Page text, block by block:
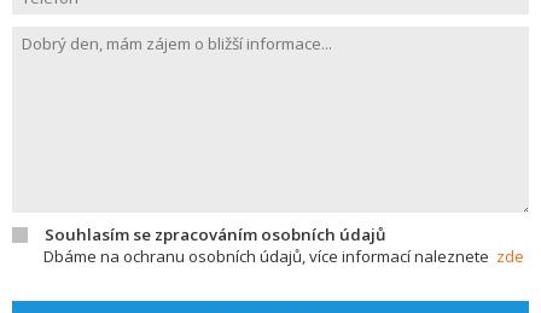
Souhlasím se zpracováním osobních údajů
Dbáme na ochranu osobních údajů, více informací naleznete zde